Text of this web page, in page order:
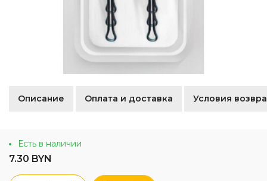
Описание Оплата и доставка Условия
Есть в наличии
7.30 BYN